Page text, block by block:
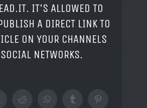
IT'S ALLOWED TO
A DIRECT LINK TO
ON YOUR CHANNELS
NETWORKS.
RedditWhatsAppTumblrPinterest